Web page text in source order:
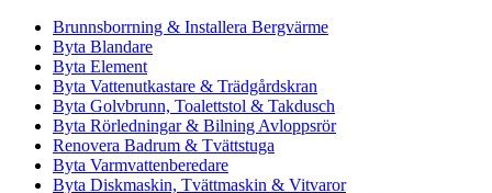
Brunnsborrning & Installera Bergvärme
Byta Blandare
Byta Element
Byta Vattenutkastare & Trädgårdskran
Byta Golvbrunn, Toalettstol & Takdusch
Byta Rörledningar & Bilning Avloppsrör
Renovera Badrum & Tvättstuga
Byta Varmvattenberedare
Byta Diskmaskin, Tvättmaskin & Vitvaror